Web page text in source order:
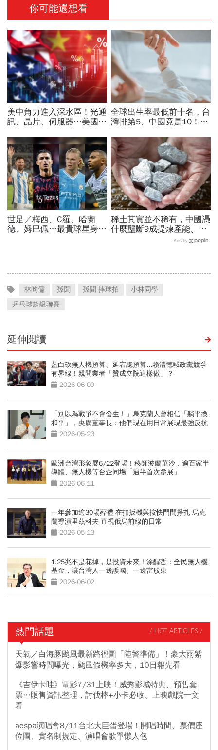
你可能還想看
美中角力進入深水區！光通
訊、晶片、伺服器…美國制
「這類人」處境危險又困難
全球出生率最低前十名，台
灣排第5、中國竟是10！亞
經濟壓力成天然避孕藥？
世足／梅西、C羅、哈蘭
德、姆巴佩…最貴球星身價
稀土其實並不稀有，中國憑
什麼壟斷9成提煉產能、掐
住川普脖子？洪財隆解析：
Ads by
林昀儒 孫聞 孫聞 摔球拍
小林同學
乒乓球超級聯賽
延伸閱讀
藍白砍無人機預算、延宕總預算...賴清德喊政黨競爭
有界線！親問業者「贊成立院這樣做」？
2026-06-09
「別以為戰爭不會發生！」烏克蘭人曾相信「躺平換
和平」，央廣董事長：他們現在用日常展現最強反抗
2026-05-23
歐洲台灣形象展6/22登場！移師波蘭華沙，逾百家半
導體、無人機等台企同場「過半首次參展」
2026-06-11
一年參加逾30場葬禮 在扣扳機與按快門間掙扎 烏克
蘭導演里茲科夫 直視俄烏前線的日常
2026-05-13
1.25兆不是花掉，是投資未來！涂醒哲：全民無人機
基金，讓台灣人一邊護國、一邊當股東
2026-06-02
熱門話題 / HOT ARTICLES /
天氣／白海豚颱風最新路徑圖「陸警準備」！豪大雨紫
爆影響時間曝光，颱風假機率多大，10日報先看
《吉伊卡哇》電影7/31上映！威秀影城特典、預售套
票…販售資訊整理，討伐棒+小卡必收、上映戲院一文
看
aespa演唱會8/11台北大巨蛋登場！開唱時間、票價座
位圖、實名制規定、演唱會歌單懶人包